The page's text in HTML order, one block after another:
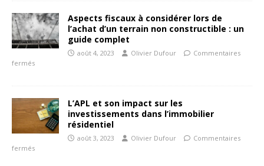
Aspects fiscaux à considérer lors de
l’achat d’un terrain non constructible : un
guide complet
août 4, 2023 Olivier Dufour
Commentaires
fermés
L’APL et son impact sur les
investissements dans l’immobilier
résidentiel
août 3, 2023 Olivier Dufour
Commentaires
fermés